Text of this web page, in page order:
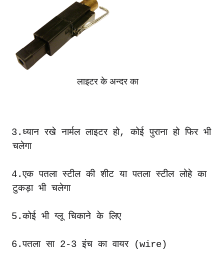
लाइटर के अन्दर का
3.ध्यान रखे नार्मल लाइटर हो,कोई पुराना हो फिर भी
चलेगा
4.एक पतला स्टील की शीट या पतला स्टील लोहे का
टुकड़ा भी चलेगा
5.कोई भी ग्लू चिकाने के लिए
6.पतला सा2-3इंच का वायर(wire)